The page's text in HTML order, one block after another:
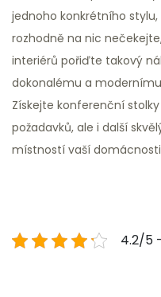
jednoho konkrétního
rozhodně na nic
interiérů pořiďte takový
dokonalému a
Získejte konferenční
požadavků, ale i další
místností vaší
4.2/5